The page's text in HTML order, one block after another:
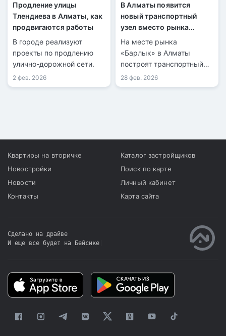
Продление улицы
Тлендиева в Алматы, как
продвигаются работы
В городе реализуют
проекты по продлению
улично-дорожной сети.
2 фев. 2026
В Алматы появится
новый транспортный
узел вместо рынка
«Барлык»
На месте рынка
«Барлык» в Алматы
построят транспортный
узел.
28 фев. 2026
Квартиры на вторичке
Новостройки
Новости
Контакты
Каталог застройщиков
Поиск по карте
Личный кабинет
Карта сайта
Сделано на драйве
И еще все будет на Бейсике